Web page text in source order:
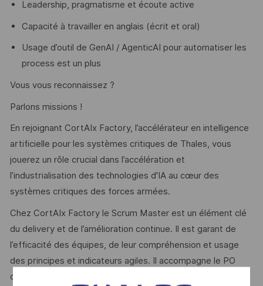
Leadership, pragmatisme et écoute active
Capacité à travailler en anglais (écrit et oral)
Usage d’outil de GenAI / AgenticAI pour automatiser les
process est un plus
Vous vous reconnaissez ?
Parlons missions !
En rejoignant CortAIx Factory, l’accélérateur en intelligence
artificielle pour les systèmes critiques de Thales, vous
jouerez un rôle crucial dans l’accélération et
l’industrialisation des technologies d'IA au cœur des
systèmes critiques des forces armées.
Chez CortAIx Factory le Scrum Master est un élément clé
du delivery et de l’amélioration continue. Il est garant de
l’efficacité des équipes, de leur compréhension et usage
des principes et indicateurs agiles. Il accompagne le PO
dans la structuration d’incréments de valeur. Il participe